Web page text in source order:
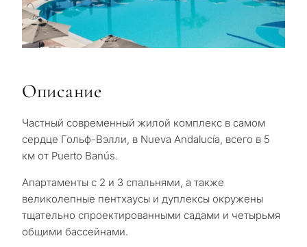
Описание
Частный современный жилой комплекс в самом
сердце Гольф-Вэлли, в Nueva Andalucía, всего в 5
км от Puerto Banús.
Апартаменты с 2 и 3 спальнями, а также
великолепные пентхаусы и дуплексы окружены
тщательно спроектированными садами и четырьмя
общими бассейнами.